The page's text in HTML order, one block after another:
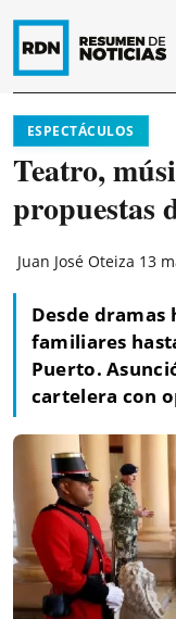
ESPECTÁCULOS
Teatro,
propuestas
Juan José Oteiza 13
Desde
familiares
Puerto.
cartelera con